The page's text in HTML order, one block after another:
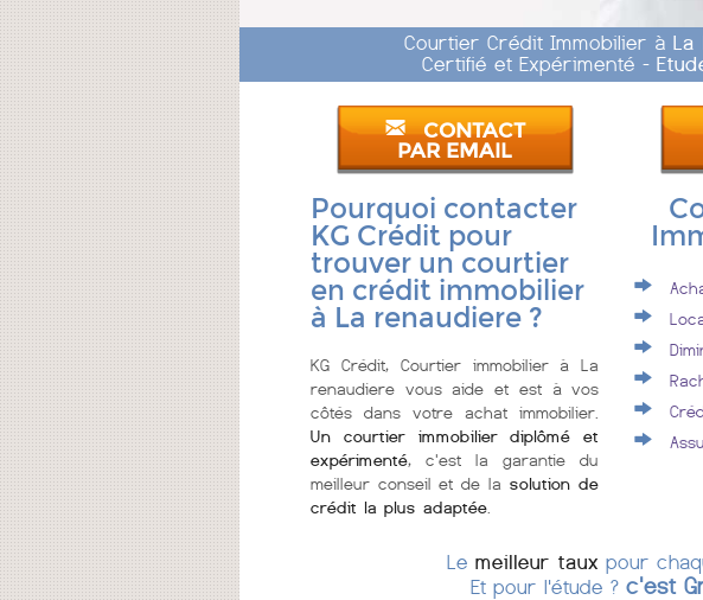
Courtier Crédit Immobilier à La
Certifié et Expérimenté -
CONTACT
PAR EMAIL
Pourquoi contacter
KG Crédit pour
trouver un courtier
en crédit immobilier
à La renaudiere ?
KG Crédit, Courtier immobilier à La
renaudiere vous aide et est à vos
côtés dans votre achat immobilier.
Un courtier immobilier diplômé et
expérimenté, c'est la garantie du
meilleur conseil et de la solution de
crédit la plus adaptée
Le meilleur taux pour
Et pour l'étude ?c'est